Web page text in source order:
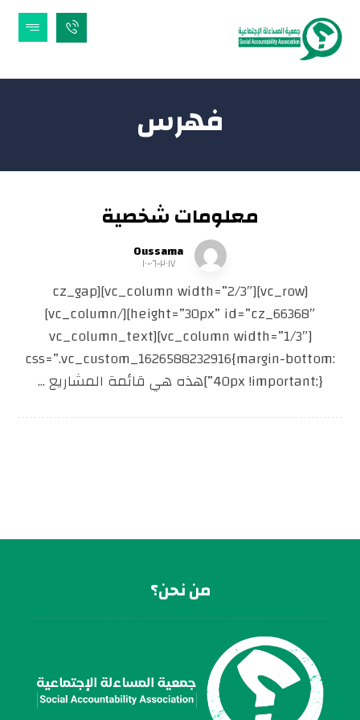
فهرس
معلومات شخصية
Oussama
٢٠١٧-٠٦-١٠
[vc_row][vc_column width=”2/3″][cz_gap
height=”30px” id=”cz_66368″][/vc_column]
[vc_column width=”1/3″][vc_column_text
css=”.vc_custom_1626588232916{margin-bottom:
40px !important;}”]هذه هي قائمة المشاريع ...
من نحن؟